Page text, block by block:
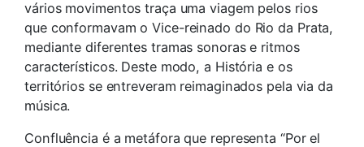
vários movimentos traça uma viagem pelos rios
que conformavam o Vice-reinado do Rio da Prata,
mediante diferentes tramas sonoras e ritmos
característicos. Deste modo, a História e os
territórios se entreveram reimaginados pela via da
música.
Confluência é a metáfora que representa “Por el